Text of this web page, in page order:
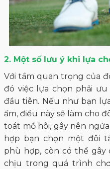
2. Một số lưu ý khi lựa
Với tầm quan trọng của
đó việc lựa chọn phải
đầu tiên. Nếu như bạn
ấm, điều này sẽ làm cho
toát mồ hôi, gây nên
hợp bạn chọn một đôi
phù hợp, còn có thể gây
chịu trong quá trình